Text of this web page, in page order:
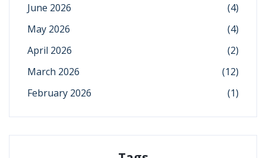
June 2026
(4)
May 2026
(4)
April 2026
(2)
March 2026
(12)
February 2026
(1)